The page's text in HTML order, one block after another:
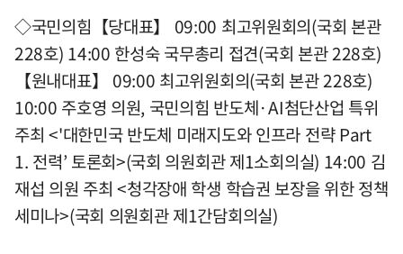
◇국민의힘【당대표】 09:00 최고위원회의(국회 본관
228호) 14:00 한성숙 국무총리 접견(국회 본관 228호)
【원내대표】 09:00 최고위원회의(국회 본관 228호)
10:00 주호영 의원, 국민의힘 반도체·AI첨단산업 특위
주최 <'대한민국 반도체 미래지도와 인프라 전략 Part
1. 전력’ 토론회>(국회 의원회관 제1소회의실) 14:00 김
재섭 의원 주최 <청각장애 학생 학습권 보장을 위한 정책
세미나>(국회 의원회관 제1간담회의실)